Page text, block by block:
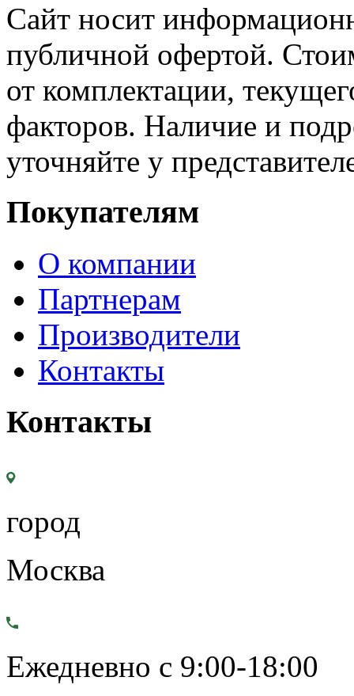
Сайт носит
публичной офертой.
от комплектации,
факторов. Наличие и
уточняйте у
Покупателям
О компании
Партнерам
Производители
Контакты
Контакты
город
Москва
Ежедневно с 9:00-18:00